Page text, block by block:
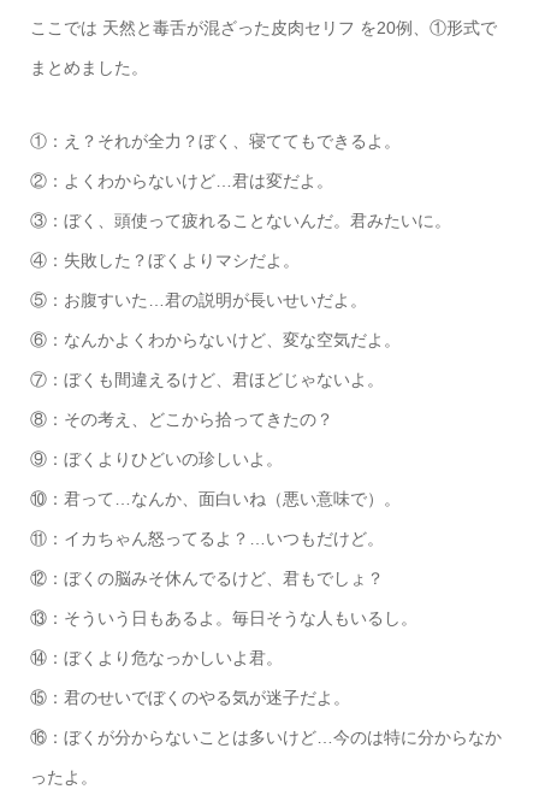
ここでは 天然と毒舌が混ざった皮肉セリフ を20例、①形式で
まとめました。
①：え？それが全力？ぼく、寝ててもできるよ。
②：よくわからないけど…君は変だよ。
③：ぼく、頭使って疲れることないんだ。君みたいに。
④：失敗した？ぼくよりマシだよ。
⑤：お腹すいた…君の説明が長いせいだよ。
⑥：なんかよくわからないけど、変な空気だよ。
⑦：ぼくも間違えるけど、君ほどじゃないよ。
⑧：その考え、どこから拾ってきたの？
⑨：ぼくよりひどいの珍しいよ。
⑩：君って…なんか、面白いね（悪い意味で）。
⑪：イカちゃん怒ってるよ？…いつもだけど。
⑫：ぼくの脳みそ休んでるけど、君もでしょ？
⑬：そういう日もあるよ。毎日そうな人もいるし。
⑭：ぼくより危なっかしいよ君。
⑮：君のせいでぼくのやる気が迷子だよ。
⑯：ぼくが分からないことは多いけど…今のは特に分からなか
ったよ。